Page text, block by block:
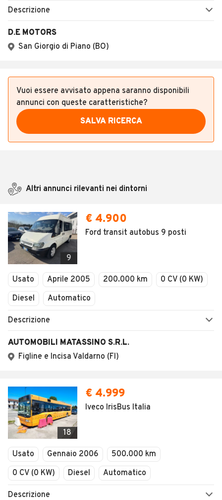
Vuoi essere avvisato appena saranno disponibili
annunci con queste caratteristiche?
Altri annunci rilevanti nei dintorni